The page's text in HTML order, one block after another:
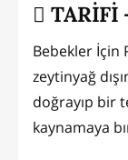
TARİFİ
Bebekler İçin
zeytinyağ
doğrayıp bir
kaynamaya